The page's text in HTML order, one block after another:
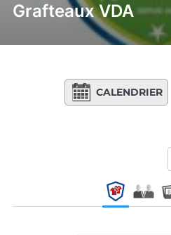
Grafteaux VDA
CALENDRIER